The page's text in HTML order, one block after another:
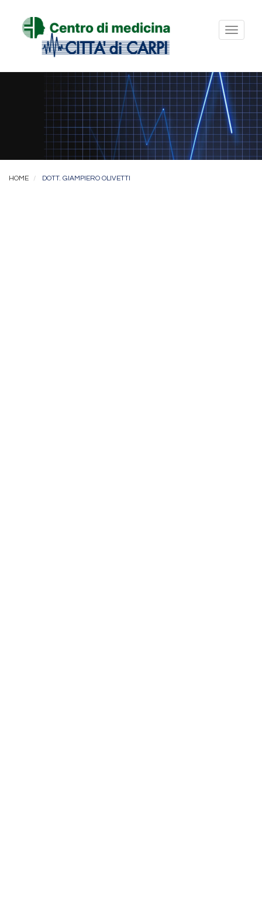
HOME DOTT. GIAMPIERO OLIVETTI